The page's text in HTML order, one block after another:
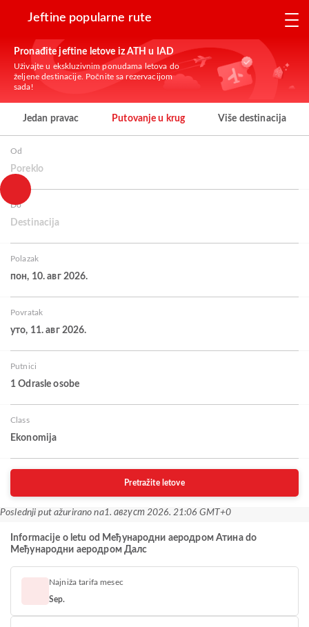
Jeftine popularne rute
Pronađite jeftine letove iz ATH u IAD
Uživajte u ekskluzivnim ponudama letova do
željene destinacije. Počnite sa rezervacijom
sada!
Jedan pravac Putovanje u krug Više destinacija
Od
Poreklo
Do
Destinacija
Polazak
пон, 10. авг 2026.
Povratak
уто, 11. авг 2026.
Putnici
1 Odrasle osobe
Class
Ekonomija
Pretražite letove
Poslednji put ažurirano na1. август 2026. 21:06 GMT+0
Informacije o letu od Међународни аеродром Атина do
Међународни аеродром Далс
Najniža tarifa mesec
Sep.